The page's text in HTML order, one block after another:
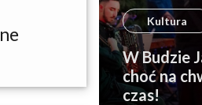
Kultura
W Budzie
choć na
czas!